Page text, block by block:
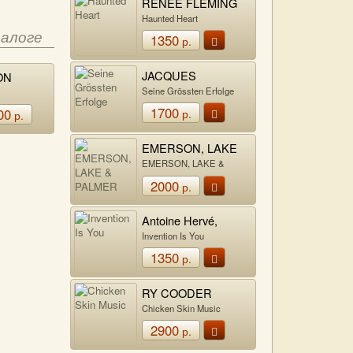
р.
Haunted Heart
1350р.
JACQUES
DUTRONC
Seine Grössten Erfolge
1700р.
EMERSON, LAKE
& PALMER
EMERSON, LAKE &
PALMER
2000р.
Antoine Hervé,
Markus
Stockhausen,
François Moutin,
Louis Moutin,
Arnaud Franck
Invention Is You
1350р.
RY COODER
Chicken Skin Music
2900р.